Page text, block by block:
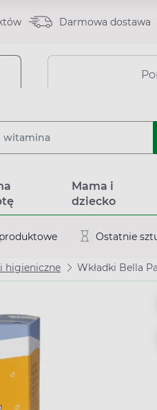
Darmowa dostawa
Mama i
dziecko
Ostatnie
higieniczne Wkładki Bella